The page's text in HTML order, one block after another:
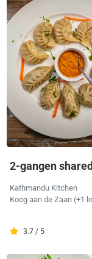
2-gangen
Kathmandu Kitchen
Koog aan de Zaan (+1
3.7 / 5